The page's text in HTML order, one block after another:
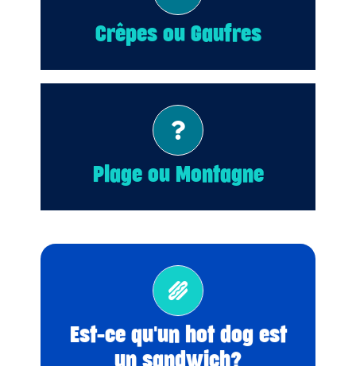
Crêpes ou Gaufres
Gaufres!
Plage ou Montagne
Plage!
Est-ce qu'un hot dog est
un sandwich?
Oui!